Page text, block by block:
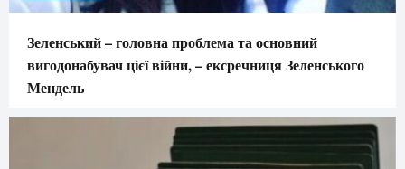
Зеленський – головна проблема та основний
вигодонабувач цієї війни, – ексречниця Зеленського
Мендель